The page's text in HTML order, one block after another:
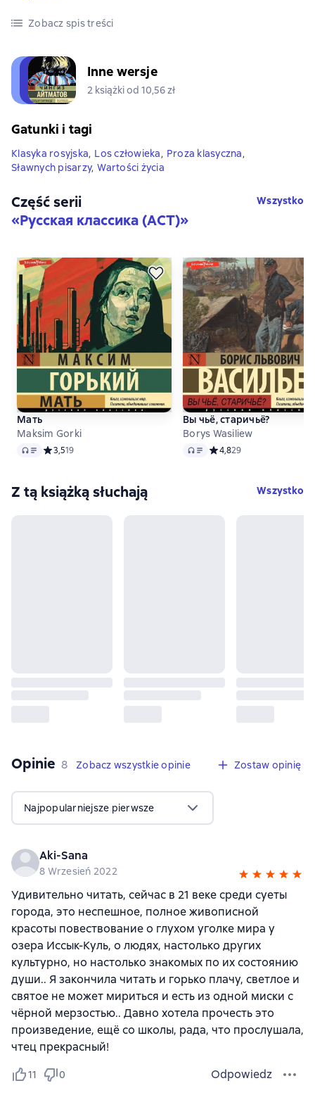
Zobacz spis treści
Inne wersje
2 książki od 10,56 zł
Gatunki i tagi
Klasyka rosyjska, Los człowieka, Proza klasyczna,
Sławnych pisarzy, Wartości życia
Część serii
«Русская классика (АСТ)»
Wszystko
Мать
Maksim Gorki
Audio Средний рейтинг 3,5 на основе 19 оценок
3,519
Вы чьё, старичьё?
Borys Wasiliew
Audio Средний рейтинг 4,8 на
4,829
Z tą książką słuchają Wszystko
Opinie 8 opinie
8 Zobacz wszystkie opinie Zostaw opinię
Najpopularniejsze pierwsze
Aki-Sana
8 Wrzesień 2022
Удивительно читать, сейчас в 21 веке среди суеты
города, это неспешное, полное живописной
красоты повествование о глухом уголке мира у
озера Иссык-Куль, о людях, настолько других
культурно, но настолько знакомых по их состоянию
души.. Я закончила читать и горько плачу, светлое и
святое не может мириться и есть из одной миски с
чёрной мерзостью.. Давно хотела прочесть это
произведение, ещё со школы, рада, что прослушала,
чтец прекрасный!
11 0 Odpowiedz